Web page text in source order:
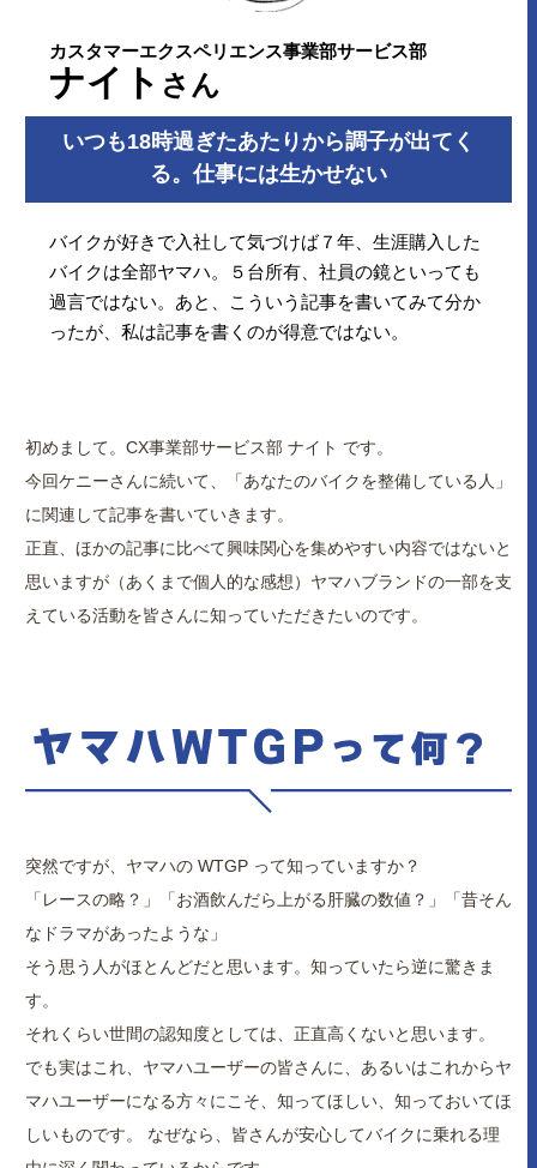
カスタマーエクスペリエンス事業部サービス部
ナイト さん
いつも18時過ぎたあたりから調子が出てく
る。 仕事には生かせない
バイクが好きで入社して気づけば７年、生涯購入した
バイクは全部ヤマハ。５台所有、社員の鏡といっても
過言ではない。あと、こういう記事を書いてみて分か
ったが、私は記事を書くのが得意ではない。
初めまして。CX事業部サービス部 ナイト です。
今回ケニーさんに続いて、「あなたのバイクを整備している人」
に関連して記事を書いていきます。
正直、ほかの記事に比べて興味関心を集めやすい内容ではないと
思いますが（あくまで個人的な感想）ヤマハブランドの一部を支
えている活動を皆さんに知っていただきたいのです。
突然ですが、ヤマハの WTGP って知っていますか？
「レースの略？」「お酒飲んだら上がる肝臓の数値？」「昔そん
なドラマがあったような」
そう思う人がほとんどだと思います。知っていたら逆に驚きま
す。
それくらい世間の認知度としては、正直高くないと思います。
でも実はこれ、ヤマハユーザーの皆さんに、あるいはこれからヤ
マハユーザーになる方々にこそ、知ってほしい、知っておいてほ
しいものです。 なぜなら、皆さんが安心してバイクに乗れる理